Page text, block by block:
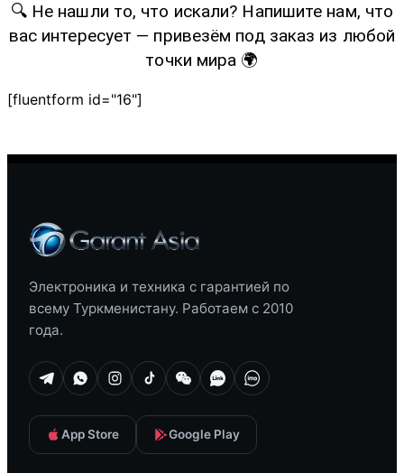
🔍 Не нашли то, что искали? Напишите нам, что
вас интересует — привезём под заказ из любой
точки мира 🌍
[fluentform id="16"]
Электроника и техника с гарантией по
всему Туркменистану. Работаем с 2010
года.
App Store Google Play